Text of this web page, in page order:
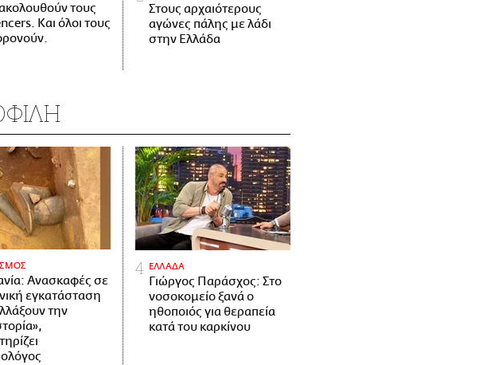
τους
Και όλοι τους
Στους αρχαιότερους
αγώνες πάλης με λάδι
στην Ελλάδα
Ανασκαφές σε
εγκατάσταση
την
ΕΛΛΑΔΑ
Γιώργος Παράσχος: Στο
νοσοκομείο ξανά ο
ηθοποιός για θεραπεία
κατά του καρκίνου